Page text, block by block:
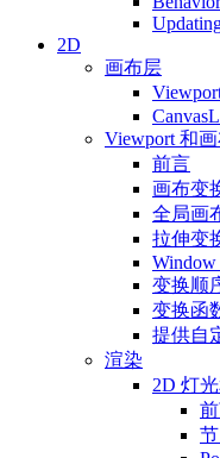
2D
画布层
Viewport 和
前言
画布变
全局画
拉伸变
Window
变换顺
变换函
提供自
渲染
2D 灯